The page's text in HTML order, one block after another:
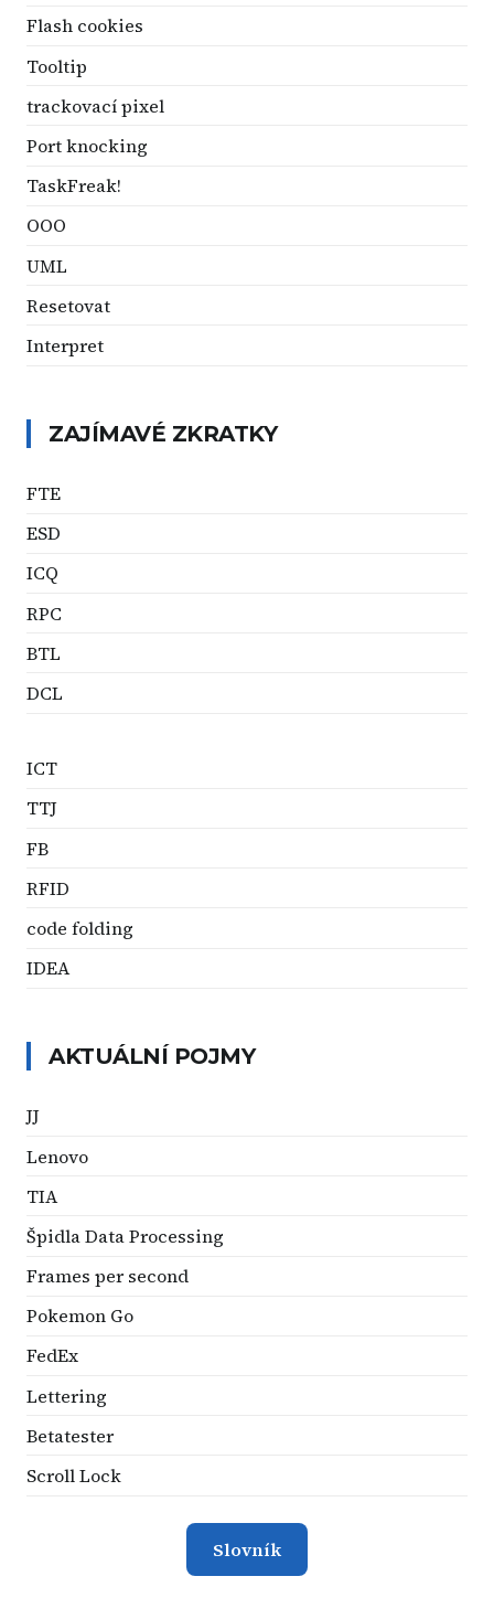
Flash cookies
Tooltip
trackovací pixel
Port knocking
TaskFreak!
OOO
UML
Resetovat
Interpret
ZAJÍMAVÉ ZKRATKY
FTE
ESD
ICQ
RPC
BTL
DCL
ICT
TTJ
FB
RFID
code folding
IDEA
AKTUÁLNÍ POJMY
JJ
Lenovo
TIA
Špidla Data Processing
Frames per second
Pokemon Go
FedEx
Lettering
Betatester
Scroll Lock
Slovník